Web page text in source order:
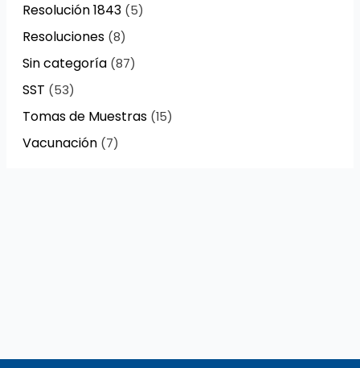
Resolución 1843(5)
Resoluciones(8)
Sin categoría(87)
SST (53)
Tomas de Muestras(15)
Vacunación(7)